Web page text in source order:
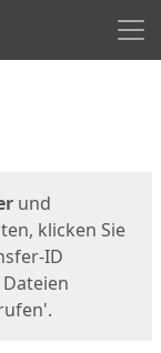
und
klicken Sie
ID